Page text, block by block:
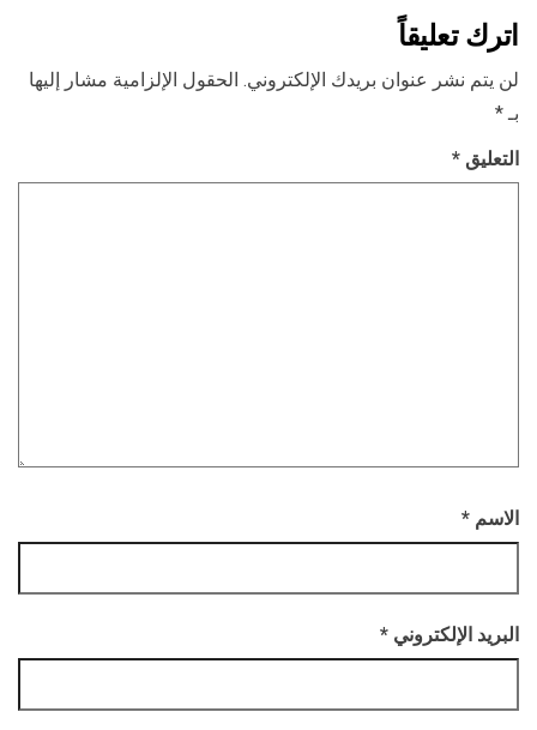
اترك تعليقاً
لن يتم نشر عنوان بريدك الإلكتروني. الحقول الإلزامية مشار إليها
بـ*
التعليق *
الاسم *
البريد الإلكتروني *